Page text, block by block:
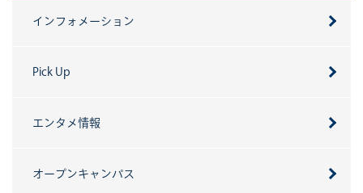
インフォメーション
Pick Up
エンタメ情報
オープンキャンパス